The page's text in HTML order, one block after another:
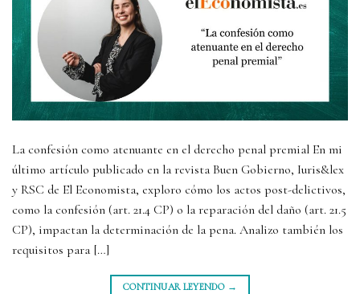
La confesión como atenuante en el derecho penal premial En mi
último artículo publicado en la revista Buen Gobierno, Iuris&lex
y RSC de El Economista, exploro cómo los actos post-delictivos,
como la confesión (art. 21.4 CP) o la reparación del daño (art. 21.5
CP), impactan la determinación de la pena. Analizo también los
requisitos para […]
CONTINUAR LEYENDO →